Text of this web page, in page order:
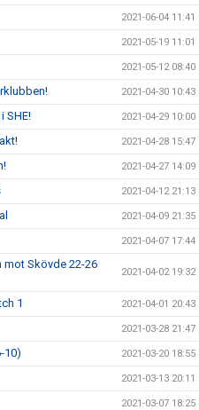
2021-06-04 11:41
2021-05-19 11:01
2021-05-12 08:40
2021-04-30 10:43
SHE! 2021-04-29 10:00
2021-04-28 15:47
2021-04-27 14:09
2021-04-12 21:13
2021-04-09 21:35
2021-04-07 17:44
Skövde 22-26
2021-04-02 19:32
1 2021-04-01 20:43
2021-03-28 21:47
10) 2021-03-20 18:55
2021-03-13 20:11
2021-03-07 18:25